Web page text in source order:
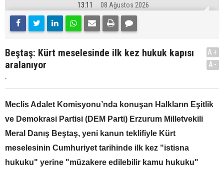
13:11 08 Ağustos 2026
Beştaş: Kürt meselesinde ilk kez hukuk kapısı
aralanıyor
.
A+
A-
Meclis Adalet Komisyonu’nda konuşan Halkların Eşitlik
ve Demokrasi Partisi (DEM Parti) Erzurum Milletvekili
Meral Danış Beştaş, yeni kanun teklifiyle Kürt
meselesinin Cumhuriyet tarihinde ilk kez "istisna
hukuku" yerine "müzakere edilebilir kamu hukuku"